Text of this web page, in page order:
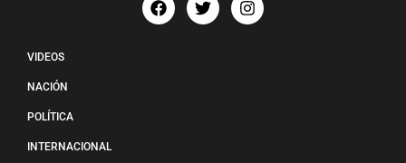
VIDEOS
NACIÓN
POLÍTICA
INTERNACIONAL